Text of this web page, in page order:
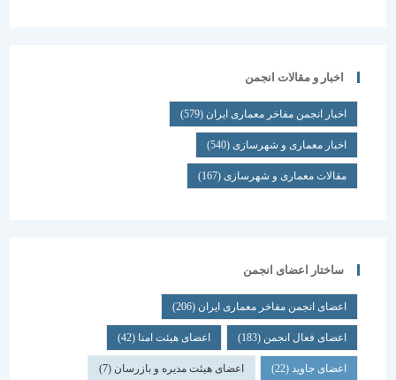
اخبار و مقالات انجمن
اخبار انجمن مفاخر معماری ایران (579)
اخبار معماری و شهرسازی(540)
مقالات معماری و شهرسازی(167)
ساختار اعضای انجمن
اعضای انجمن مفاخر معماری ایران (206)
اعضای فعال انجمن(183) اعضای هیئت امنا(42)
اعضای جاوید(22) اعضای هیئت مدیره و بازرسان(7)